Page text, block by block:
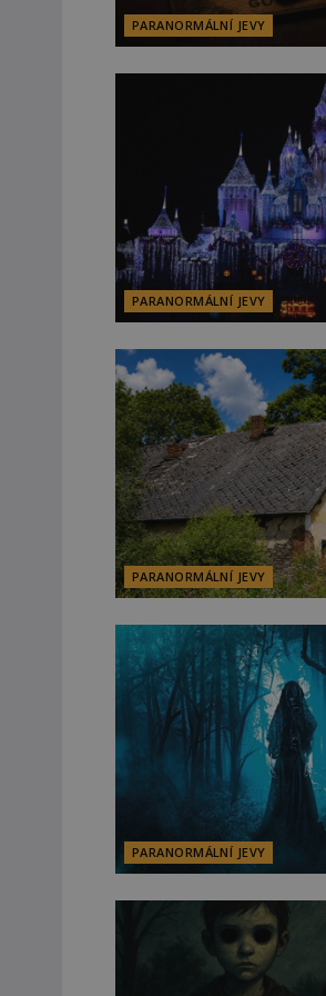
PARANORMÁLNÍ JEVY
PARANORMÁLNÍ JEVY
PARANORMÁLNÍ JEVY
PARANORMÁLNÍ JEVY